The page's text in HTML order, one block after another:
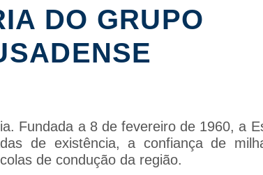
DO GRUPO
Fundada a 8 de fevereiro de 1960, a
de existência, a confiança de
de condução da região.